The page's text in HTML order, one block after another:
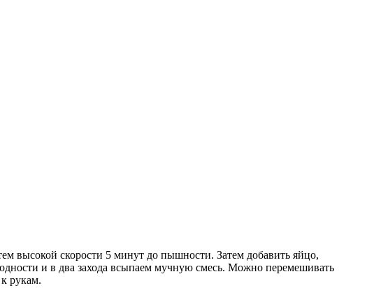
высокой скорости 5 минут до пышности. Затем добавить яйцо,
и в два захода всыпаем мучную смесь. Можно перемешивать
рукам.